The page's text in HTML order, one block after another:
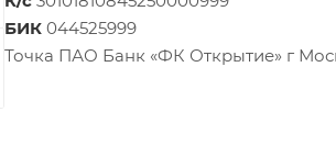
БИК 044525999
Точка ПАО Банк «ФК Открытие» г